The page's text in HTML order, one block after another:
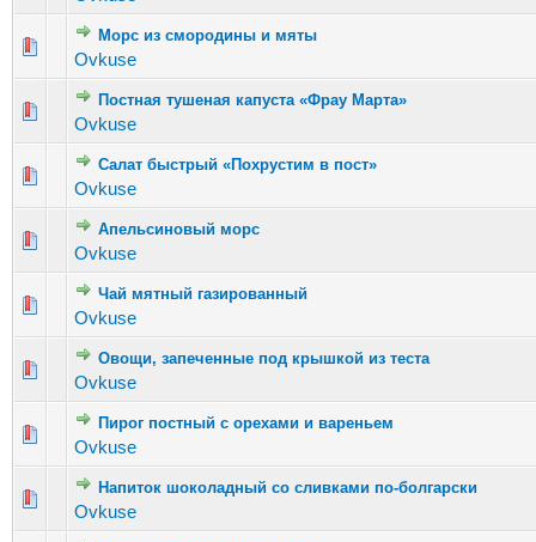
Морс из смородины и мяты
Ovkuse
Голосов: 5 - Средняя оценка: 2.2 из 5
12345
Постная тушеная капуста «Фрау Марта»
Ovkuse
Голосов: 3 - Средняя оценка: 2.67 из 5
12345
Салат быстрый «Похрустим в пост»
Ovkuse
Голосов: 4 - Средняя оценка: 3.75 из 5
123 5
Апельсиновый морс
Ovkuse
Голосов: 7 - Средняя оценка: 2.29 из 5
123 45
Чай мятный газированный
Ovkuse
Голосов: 3 - Средняя оценка: 2.33 из 5
1 2345
Овощи, запеченные под крышкой из теста
Ovkuse
Голосов: 1 - Средняя оценка: 3 из 5
1 2345
Пирог постный с орехами и вареньем
Ovkuse
Голосов: 4 - Средняя оценка: 2.5 из 5
123 45
Напиток шоколадный со сливками по-болгарски
Ovkuse
Голосов: 5 - Средняя оценка: 2.8 из 5
12345